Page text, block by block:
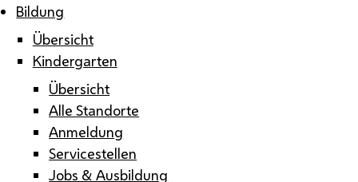
Bildung
Übersicht
Kindergarten
Übersicht
Alle Standorte
Anmeldung
Servicestellen
Jobs & Ausbildung